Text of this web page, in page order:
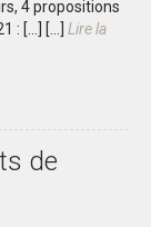
4 propositions
: […]
[...] Lire la
de